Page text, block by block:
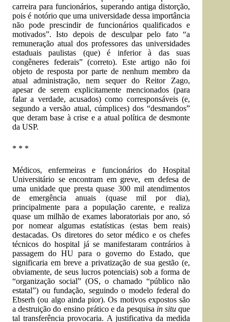
carreira para funcionários, superando antiga distorção,
pois é notório que uma universidade dessa importância
não pode prescindir de funcionários qualificados e
motivados”. Isto depois de desculpar pelo fato “a
remuneração atual dos professores das universidades
estaduais paulistas (que) é inferior à das suas
congêneres federais” (correto). Este artigo não foi
objeto de resposta por parte de nenhum membro da
atual administração, nem sequer do Reitor Zago,
apesar de serem explicitamente mencionados (para
falar a verdade, acusados) como corresponsáveis (e,
segundo a versão atual, cúmplices) dos “desmandos”
que deram base à crise e a atual política de desmonte
da USP.
* * *
Médicos, enfermeiras e funcionários do Hospital
Universitário se encontram em greve, em defesa de
uma unidade que presta quase 300 mil atendimentos
de emergência anuais (quase mil por dia),
principalmente para a população carente, e realiza
quase um milhão de exames laboratoriais por ano, só
por nomear algumas estatísticas (estas bem reais)
destacadas. Os diretores do setor médico e os chefes
técnicos do hospital já se manifestaram contrários à
passagem do HU para o governo do Estado, que
significaria em breve a privatização de sua gestão (e,
obviamente, de seus lucros potenciais) sob a forma de
“organização social” (OS, o chamado “público não
estatal”) ou fundação, seguindo o modelo federal do
Ebserh (ou algo ainda pior). Os motivos expostos são
a destruição do ensino prático e da pesquisa in situ que
tal transferência provocaria. A justificativa da medida